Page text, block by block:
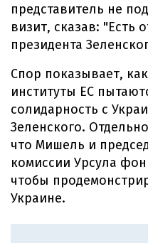
представитель не
визит, сказав: "Есть
президента
Спор показывает,
институты ЕС
солидарность с
Зеленского.
что Мишель и
комиссии Урсула
чтобы
Украине.